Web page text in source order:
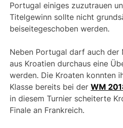
Portugal einiges zuzutrauen
Titelgewinn sollte nicht
beiseitegeschoben werden.
Neben Portugal darf auch der
aus Kroatien durchaus eine
werden. Die Kroaten konnten
Klasse bereits bei der WM
in diesem Turnier scheiterte
Finale an Frankreich.